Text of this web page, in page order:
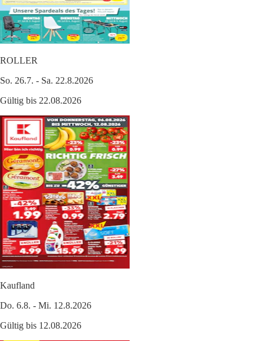
ROLLER
So. 26.7. - Sa. 22.8.2026
Gültig bis 22.08.2026
Kaufland
Do. 6.8. - Mi. 12.8.2026
Gültig bis 12.08.2026